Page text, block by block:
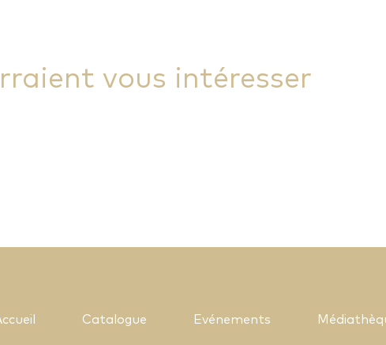
vous intéresser
Catalogue Evénements